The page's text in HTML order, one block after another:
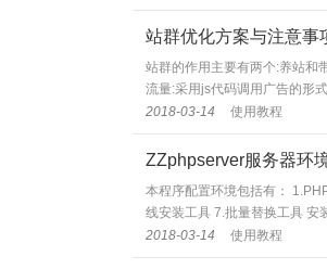
站群优化方案与注意事
站群的作用主要有两个:养站和
流量:采用js代码调用广告的形
2018-03-14
使用教程
ZZphpserver服务器环
本程序配置环境包括有：
线安装工具 7.批量替换工具 安
2018-03-14
使用教程